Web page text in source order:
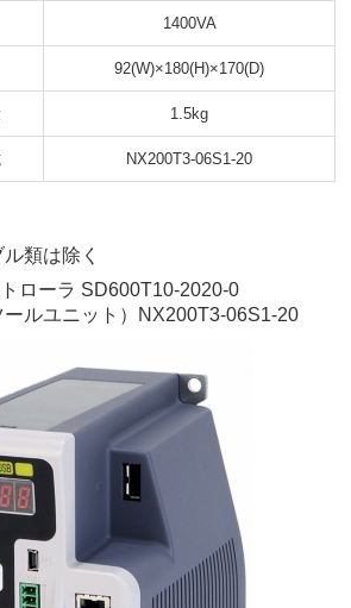
1400VA
92(W)×180(H)×170(D)
1.5kg
NX200T3-06S1-20
類は除く
ラ SD600T10-2020-0
ルユニット）NX200T3-06S1-20